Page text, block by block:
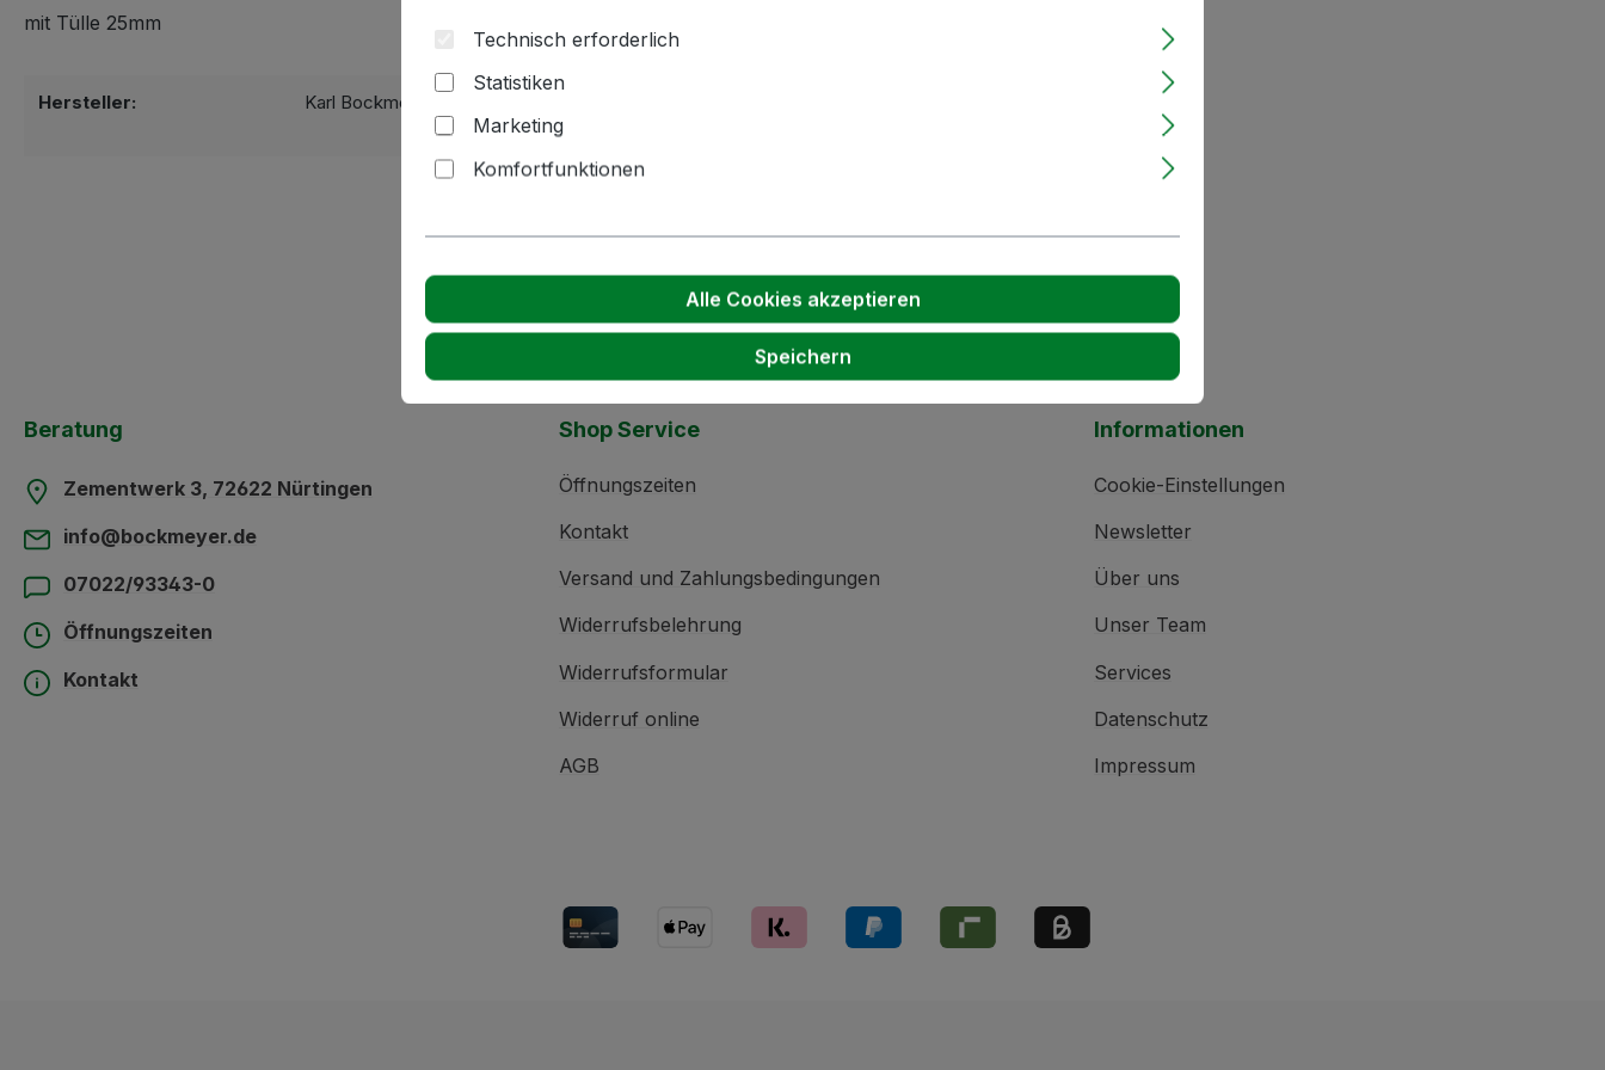
mit Tülle 25mm
Hersteller:
Karl Bockmeyer Kellereitechnik GmbH | Zementwerk 3 |
72622 Nürtingen | info(at)bockmeyer.de
Beratung
Zementwerk 3, 72622 Nürtingen
info@bockmeyer.de
07022/93343-0
Öffnungszeiten
Kontakt
Shop Service
Öffnungszeiten
Kontakt
Versand und Zahlungsbedingungen
Widerrufsbelehrung
Widerrufsformular
Widerruf online
AGB
Informationen
Cookie-Einstellungen
Newsletter
Über uns
Unser Team
Services
Datenschutz
Impressum
Technisch erforderlich
Statistiken
Marketing
Komfortfunktionen
Alle Cookies akzeptieren
Speichern